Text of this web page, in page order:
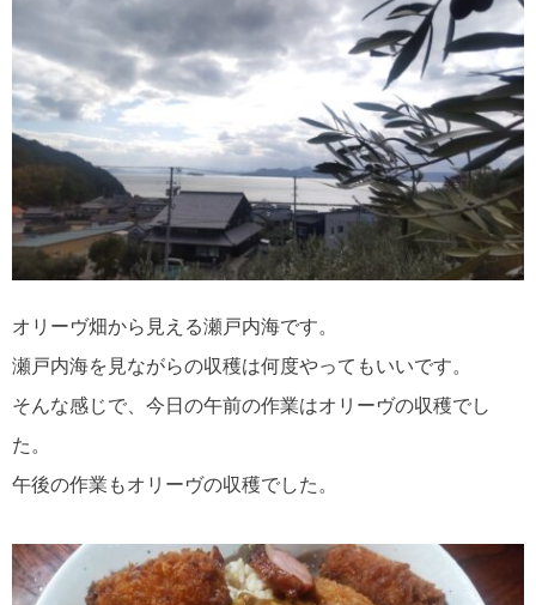
オリーヴ畑から見える瀬戸内海です。
瀬戸内海を見ながらの収穫は何度やってもいいです。
そんな感じで、今日の午前の作業はオリーヴの収穫でし
た。
午後の作業もオリーヴの収穫でした。